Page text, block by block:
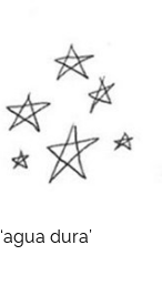
dura’